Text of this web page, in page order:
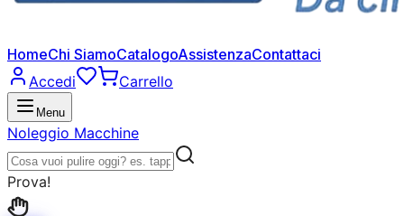
HomeChi SiamoCatalogoAssistenzaContattaci
Accedi
Carrello
Menu
Noleggio Macchine
Prova!